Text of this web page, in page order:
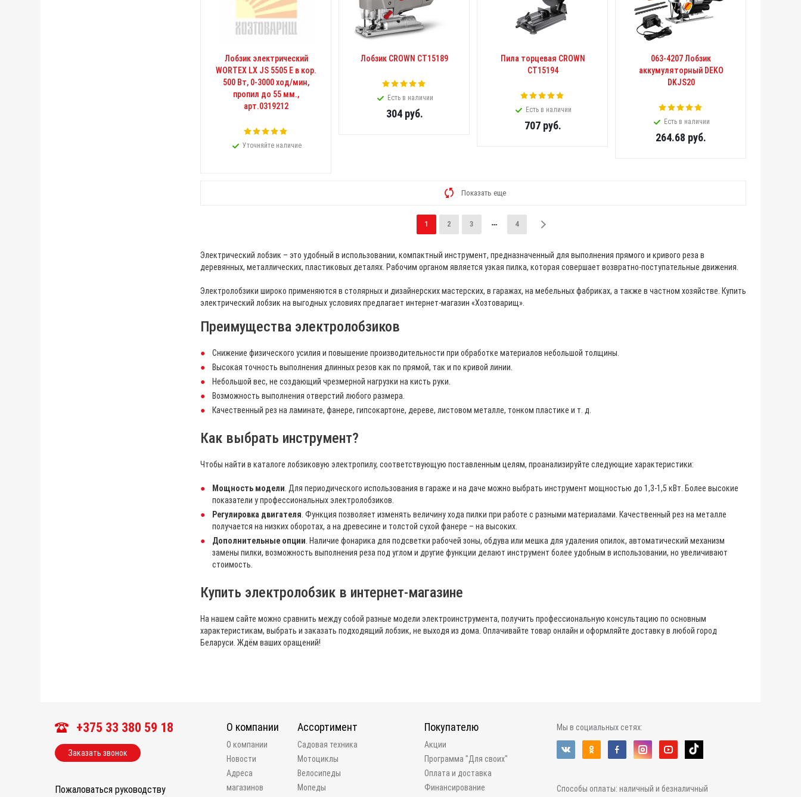
Лобзик электрический
WORTEX LX JS 5505 E в кор.
500 Вт, 0-3000 ход/мин,
пропил до 55 мм.,
арт.0319212
Уточняйте наличие
Лобзик CROWN CT15189
Есть в наличии
304руб.
Пила торцевая CROWN
CT15194
Есть в наличии
707руб.
063-4207 Лобзик
аккумуляторный DEKO
DKJS20
Есть в наличии
264.68 руб.
Показать еще
1 2 3 4
Электрический лобзик – это удобный в использовании, компактный инструмент, предназначенный для выполнения прямого и кривого реза в
деревянных, металлических, пластиковых деталях. Рабочим органом является узкая пилка, которая совершает возвратно-поступательные движения.
Электролобзики широко применяются в столярных и дизайнерских мастерских, в гаражах, на мебельных фабриках, а также в частном хозяйстве. Купить
электрический лобзик на выгодных условиях предлагает интернет-магазин «Хозтоварищ».
Преимущества электролобзиков
Снижение физического усилия и повышение производительности при обработке материалов небольшой толщины.
Высокая точность выполнения длинных резов как по прямой, так и по кривой линии.
Небольшой вес, не создающий чрезмерной нагрузки на кисть руки.
Возможность выполнения отверстий любого размера.
Качественный рез на ламинате, фанере, гипсокартоне, дереве, листовом металле, тонком пластике и т. д.
Как выбрать инструмент?
Чтобы найти в каталоге лобзиковую электропилу, соответствующую поставленным целям, проанализируйте следующие характеристики:
Мощность модели . Для периодического использования в гараже и на даче можно выбрать инструмент мощностью до 1,3-1,5 кВт. Более высокие
показатели у профессиональных электролобзиков.
Регулировка двигателя . Функция позволяет изменять величину хода пилки при работе с разными материалами. Качественный рез на металле
получается на низких оборотах, а на древесине и толстой сухой фанере – на высоких.
Дополнительные опции . Наличие фонарика для подсветки рабочей зоны, обдува или мешка для удаления опилок, автоматический механизм
замены пилки, возможность выполнения реза под углом и другие функции делают инструмент более удобным в использовании, но увеличивают
стоимость.
Купить электролобзик в интернет-магазине
На нашем сайте можно сравнить между собой разные модели электроинструмента, получить профессиональную консультацию по основным
характеристикам, выбрать и заказать подходящий лобзик, не выходя из дома. Оплачивайте товар онлайн и оформляйте доставку в любой город
Беларуси. Ждём ваших оращений!
+375 33 380 59 18
Заказать звонок
Пожаловаться руководству
О компании
О компании
Новости
Адреса
магазинов
Ассортимент
Садовая техника
Мотоциклы
Велосипеды
Мопеды
Покупателю
Акции
Программа "Для своих"
Оплата и доставка
Финансирование
Мы в социальных сетях:
Способы оплаты: наличный и безналичный